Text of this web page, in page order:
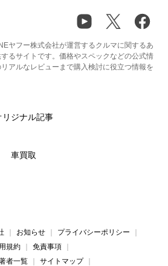
ヤフー株式会社が運営するクルマに関するあ
るサイトです。価格やスペックなどの公式情
アルなレビューまで購入検討に役立つ情報を
リジナル記事
車買取
お知らせ
プライバシーポリシー
規約
免責事項
者一覧 サイトマップ